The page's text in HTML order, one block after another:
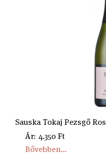
Sauska Tokaj Pezsgő
Ár: 4.350 Ft
Bővebben...